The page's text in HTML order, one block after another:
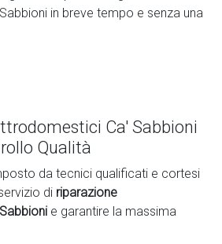
in breve tempo e senza una
Ca' Sabbioni
Qualità
da tecnici qualificati e cortesi
di riparazione
e garantire la massima